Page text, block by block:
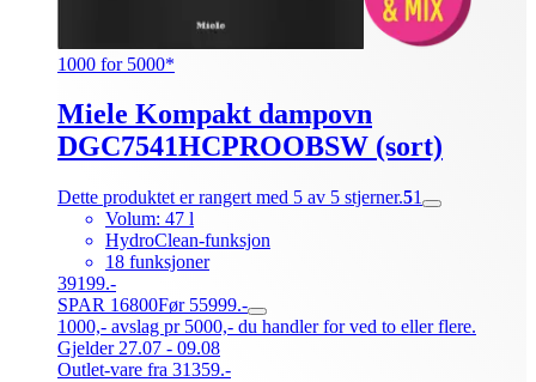
1000 for 5000*
Miele Kompakt dampovn
DGC7541HCPROOBSW (sort)
Dette produktet er rangert med 5 av 5 stjerner.51
Volum: 47 l
HydroClean-funksjon
18 funksjoner
39199.-
SPAR 16800Før 55999.-
1000,- avslag pr 5000,- du handler for ved to eller flere.
Gjelder 27.07 - 09.08
Outlet-vare fra 31359.-